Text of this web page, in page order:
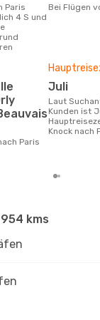
4 S und
Bei Flügen
Juli
Laut Suchanfragen unserer
Kunden ist
Knock nach
954 kms